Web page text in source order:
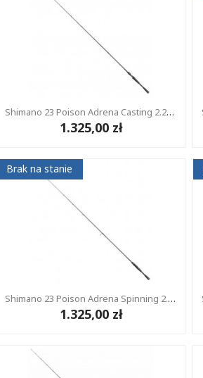
Shimano 23 Poison Adrena Casting 2.24m 14-56g 1+1
1.325,00 zł
Brak na stanie
Shimano 23 Poison Adrena Spinning 2.03m 5-21g 1+1
1.325,00 zł